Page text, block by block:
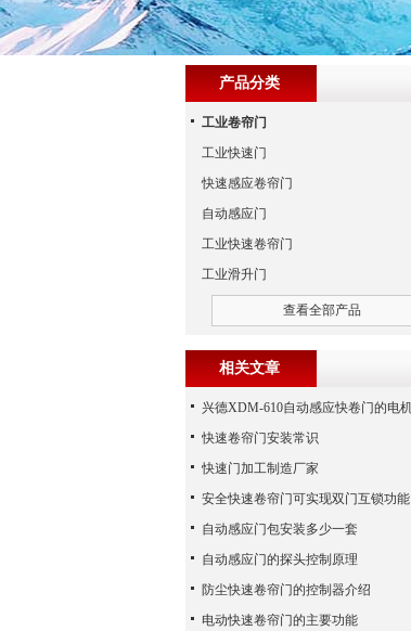
产品分类
工业卷帘门
工业快速门
快速感应卷帘门
自动感应门
工业快速卷帘门
工业滑升门
查看全部产品
相关文章
快速卷帘门安装常识
快速门加工制造厂家
安全快速卷帘门可实现双门互锁功能
自动感应门包安装多少一套
自动感应门的探头控制原理
防尘快速卷帘门的控制器介绍
电动快速卷帘门的主要功能